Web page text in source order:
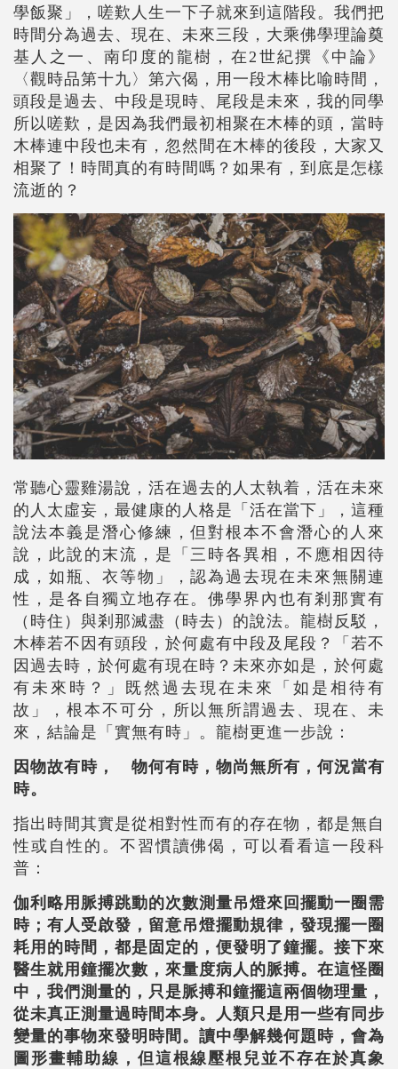
學飯聚」，嗟歎人生一下子就來到這階段。我們把
時間分為過去、現在、未來三段，大乘佛學理論奠
基人之一、南印度的龍樹，在2世紀撰《中論》
〈觀時品第十九〉第六偈，用一段木棒比喻時間，
頭段是過去、中段是現時、尾段是未來，我的同學
所以嗟歎，是因為我們最初相聚在木棒的頭，當時
木棒連中段也未有，忽然間在木棒的後段，大家又
相聚了！時間真的有時間嗎？如果有，到底是怎樣
流逝的？
常聽心靈雞湯說，活在過去的人太執着，活在未來
的人太虛妄，最健康的人格是「活在當下」，這種
說法本義是潛心修練，但對根本不會潛心的人來
說，此說的末流，是「三時各異相，不應相因待
成，如瓶、衣等物」，認為過去現在未來無關連
性，是各自獨立地存在。佛學界內也有剎那實有
（時住）與剎那滅盡（時去）的說法。龍樹反駁，
木棒若不因有頭段，於何處有中段及尾段？「若不
因過去時，於何處有現在時？未來亦如是，於何處
有未來時？」既然過去現在未來「如是相待有
故」，根本不可分，所以無所謂過去、現在、未
來，結論是「實無有時」。龍樹更進一步說：
因物故有時，離物何有時，物尚無所有，何況當有
時。
指出時間其實是從相對性而有的存在物，都是無自
性或自性的。不習慣讀佛偈，可以看看這一段科
普：
伽利略用脈搏跳動的次數測量吊燈來回擺動一圈需
時；有人受啟發，留意吊燈擺動規律，發現擺一圈
耗用的時間，都是固定的，便發明了鐘擺。接下來
醫生就用鐘擺次數，來量度病人的脈搏。在這怪圈
中，我們測量的，只是脈搏和鐘擺這兩個物理量，
從未真正測量過時間本身。人類只是用一些有同步
變量的事物來發明時間。讀中學解幾何題時，會為
圖形畫輔助線，但這根線壓根兒並不存在於真象